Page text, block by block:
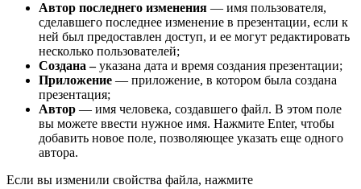
Автор последнего изменения — имя пользователя,
сделавшего последнее изменение в презентации, если к
ней был предоставлен доступ, и ее могут редактировать
несколько пользователей;
Создана –указана дата и время создания презентации;
Приложение — приложение, в котором была создана
презентация;
Автор — имя человека, создавшего файл. В этом поле
вы можете ввести нужное имя. Нажмите Enter, чтобы
добавить новое поле, позволяющее указать еще одного
автора.
Если вы изменили свойства файла, нажмите